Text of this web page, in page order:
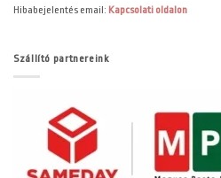
Hibabejelentés email: Kapcsolati oldalon
Szállító partnereink